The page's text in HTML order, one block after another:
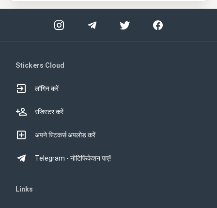
Stickers Cloud
लॉगिन करें
रजिस्टर करें
अपने स्टिकर्स अपलोड करें
Telegram - नोटिफिकेशन पाएं!
Links